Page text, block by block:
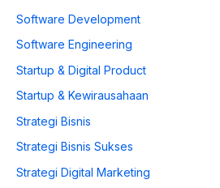
Software Development
Software Engineering
Startup & Digital Product
Startup & Kewirausahaan
Strategi Bisnis
Strategi Bisnis Sukses
Strategi Digital Marketing